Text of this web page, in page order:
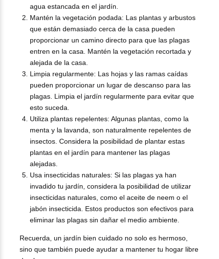
agua estancada en el jardín.
Mantén la vegetación podada: Las plantas y arbustos
que están demasiado cerca de la casa pueden
proporcionar un camino directo para que las plagas
entren en la casa. Mantén la vegetación recortada y
alejada de la casa.
Limpia regularmente: Las hojas y las ramas caídas
pueden proporcionar un lugar de descanso para las
plagas. Limpia el jardín regularmente para evitar que
esto suceda.
Utiliza plantas repelentes: Algunas plantas, como la
menta y la lavanda, son naturalmente repelentes de
insectos. Considera la posibilidad de plantar estas
plantas en el jardín para mantener las plagas
alejadas.
Usa insecticidas naturales: Si las plagas ya han
invadido tu jardín, considera la posibilidad de utilizar
insecticidas naturales, como el aceite de neem o el
jabón insecticida. Estos productos son efectivos para
eliminar las plagas sin dañar el medio ambiente.
Recuerda, un jardín bien cuidado no solo es hermoso,
sino que también puede ayudar a mantener tu hogar libre